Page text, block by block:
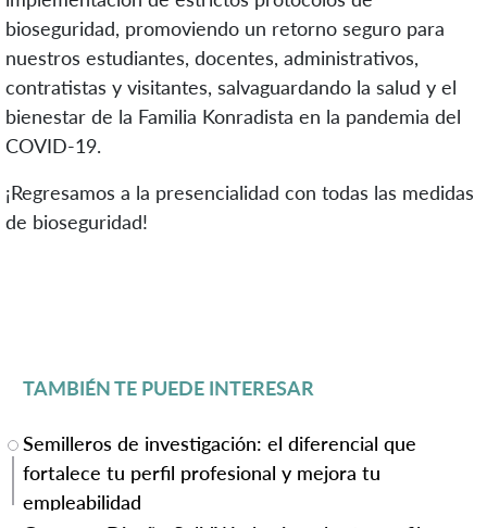
bioseguridad, promoviendo un retorno seguro para
nuestros estudiantes, docentes, administrativos,
contratistas y visitantes, salvaguardando la salud y el
bienestar de la Familia Konradista en la pandemia del
COVID-19.
¡Regresamos a la presencialidad con todas las medidas
de bioseguridad!
TAMBIÉN TE PUEDE INTERESAR
Semilleros de investigación: el diferencial que
fortalece tu perfil profesional y mejora tu
empleabilidad